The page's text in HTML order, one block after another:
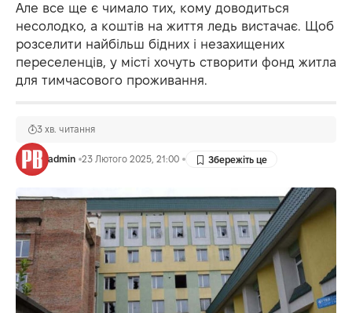
Але все ще є чимало тих, кому доводиться
несолодко, а коштів на життя ледь вистачає. Щоб
розселити найбільш бідних і незахищених
переселенців, у місті хочуть створити фонд житла
для тимчасового проживання.
admin 23 Лютого 2025, 21:00
3 хв. читання